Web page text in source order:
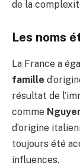
de la
Les noms
La France a
famille
résultat de
comme
d’origine
toujours été
influences.